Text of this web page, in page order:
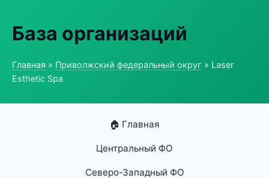
База организаций
Главная » Приволжский федеральный округ » Laser
Esthetic Spa
🏠 Главная
Центральный ФО
Северо-Западный ФО